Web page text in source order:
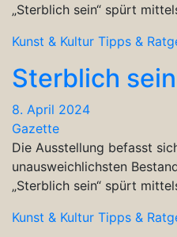
„Sterblich sein“ spürt
Kunst & Kultur Tipps &
Sterblich sein
8. April 2024
Gazette
Die Ausstellung befasst
unausweichlichsten
„Sterblich sein“ spürt
Kunst & Kultur Tipps &